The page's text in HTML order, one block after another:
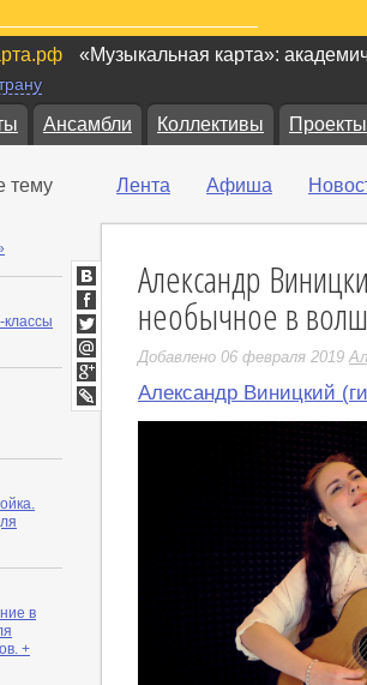
«Музыкальная карта»:
Ансамбли Коллективы Проекты
тему
в
+
Лента Афиша
Александр
необычное в
Добавлено 06 февраля 2019
Александр Виницкий
ВКонтакте
Facebook
Twitter
Мой
Мир
Google+
LiveJournal